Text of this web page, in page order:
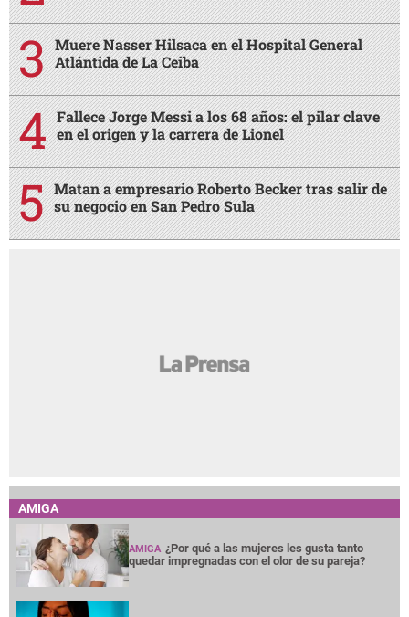
Muere Nasser Hilsaca en el Hospital General
Atlántida de La Ceiba
Fallece Jorge Messi a los 68 años: el pilar clave
en el origen y la carrera de Lionel
Matan a empresario Roberto Becker tras salir de
su negocio en San Pedro Sula
AMIGA
AMIGA ¿Por qué a las mujeres les gusta tanto
quedar impregnadas con el olor de su pareja?